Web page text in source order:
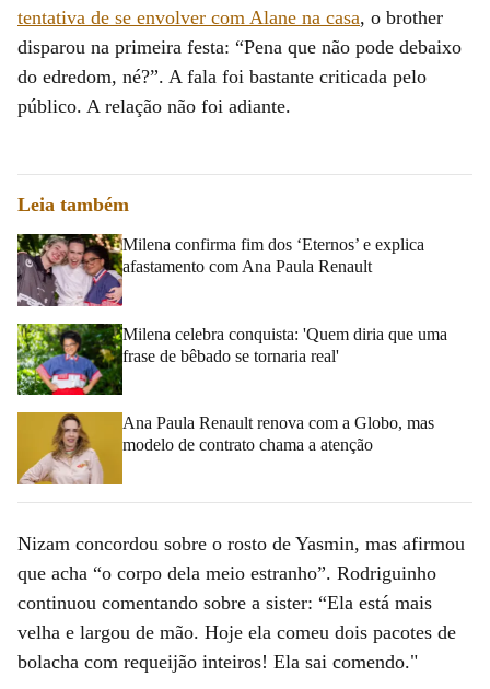
tentativa de se envolver com Alane na casa, o brother
disparou na primeira festa: “Pena que não pode debaixo
do edredom, né?”. A fala foi bastante criticada pelo
público. A relação não foi adiante.
Leia também
Milena confirma fim dos ‘Eternos’ e explica
afastamento com Ana Paula Renault
Milena celebra conquista: 'Quem diria que uma
frase de bêbado se tornaria real'
Ana Paula Renault renova com a Globo, mas
modelo de contrato chama a atenção
Nizam concordou sobre o rosto de Yasmin, mas afirmou
que acha “o corpo dela meio estranho”. Rodriguinho
continuou comentando sobre a sister: “Ela está mais
velha e largou de mão. Hoje ela comeu dois pacotes de
bolacha com requeijão inteiros! Ela sai comendo."